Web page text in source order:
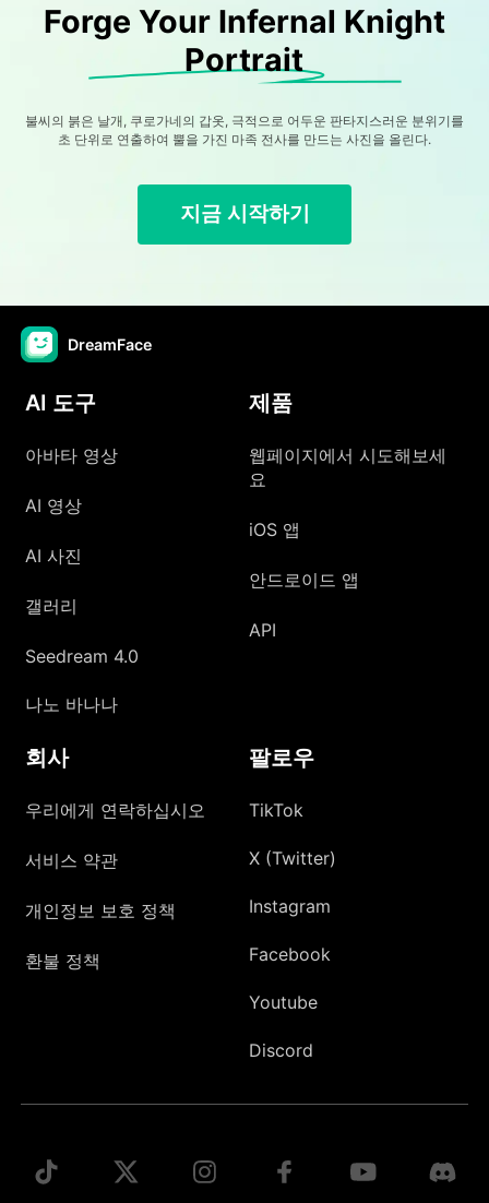
Forge Your Infernal Knight
Portrait
불씨의 붉은 날개, 쿠로가네의 갑옷, 극적으로 어두운 판타지스러운 분위기를
초 단위로 연출하여 뿔을 가진 마족 전사를 만드는 사진을 올린다.
지금 시작하기
DreamFace
AI 도구
아바타 영상
AI 영상
AI 사진
갤러리
Seedream 4.0
나노 바나나
제품
웹페이지에서 시도해보세
요
iOS 앱
안드로이드 앱
API
회사
우리에게 연락하십시오
서비스 약관
개인정보 보호 정책
환불 정책
팔로우
TikTok
X (Twitter)
Instagram
Facebook
Youtube
Discord